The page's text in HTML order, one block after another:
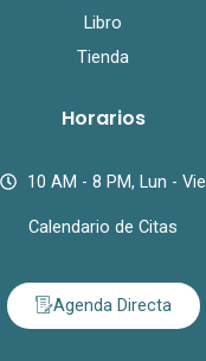
Libro
Tienda
Horarios
10 AM - 8 PM, Lun - Vie
Calendario de Citas
Agenda Directa